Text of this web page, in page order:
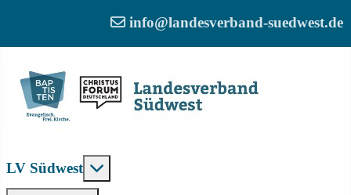
info@landesverband-suedwest.de
LV Südwest